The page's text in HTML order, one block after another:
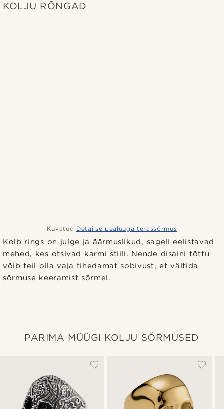
KOLJU RÕNGAD
Kuvatud Detailse pealuuga terassõrmus
Kolb rings on julge ja äärmuslikud, sageli eelistavad
mehed, kes otsivad karmi stiili. Nende disaini tõttu
võib teil olla vaja tihedamat sobivust, et vältida
sõrmuse keeramist sõrmel.
PARIMA MÜÜGI KOLJU SÕRMUSED